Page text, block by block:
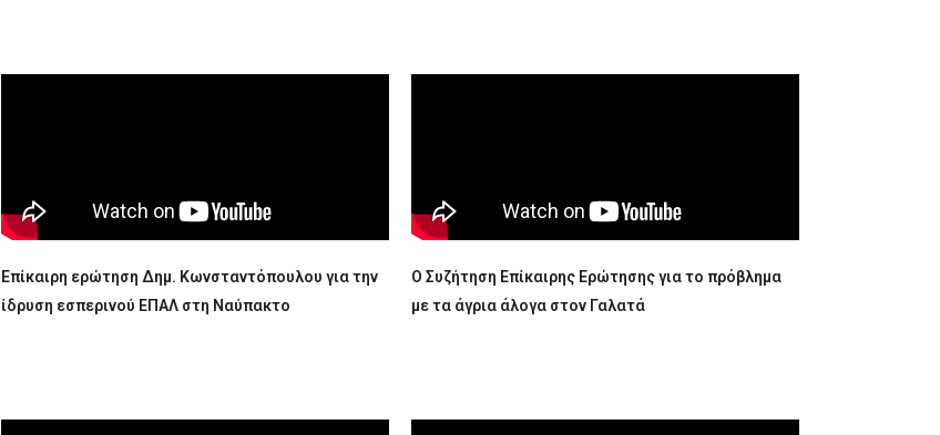
Επίκαιρη ερώτηση Δημ. Κωνσταντόπουλου για την
ίδρυση εσπερινού ΕΠΑΛ στη Ναύπακτο
Ο Συζήτηση Επίκαιρης Ερώτησης για το πρόβλημα
με τα άγρια άλογα στον Γαλατά